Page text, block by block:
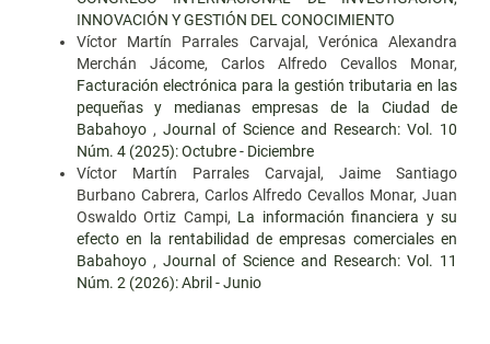
INNOVACIÓN Y GESTIÓN DEL CONOCIMIENTO
Víctor Martín Parrales Carvajal, Verónica Alexandra
Merchán Jácome, Carlos Alfredo Cevallos Monar,
Facturación electrónica para la gestión tributaria en las
pequeñas y medianas empresas de la Ciudad de
Babahoyo , Journal of Science and Research: Vol. 10
Núm. 4 (2025): Octubre - Diciembre
Víctor Martín Parrales Carvajal, Jaime Santiago
Burbano Cabrera, Carlos Alfredo Cevallos Monar, Juan
Oswaldo Ortiz Campi, La información financiera y su
efecto en la rentabilidad de empresas comerciales en
Babahoyo , Journal of Science and Research: Vol. 11
Núm. 2 (2026): Abril - Junio